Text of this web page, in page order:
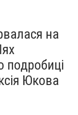
Донеччині
на
подробиці
Юкова